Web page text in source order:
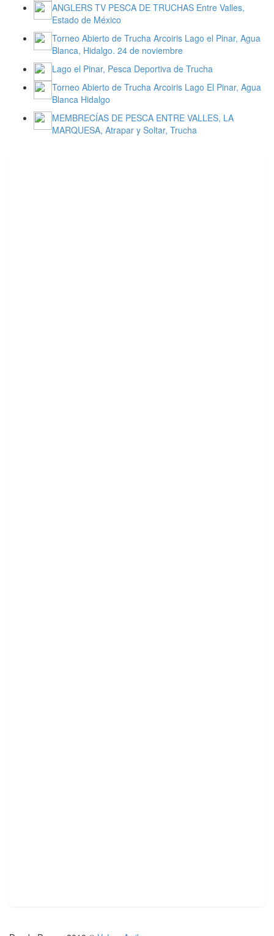
ANGLERS TV PESCA DE TRUCHAS Entre Valles,
Estado de México
Torneo Abierto de Trucha Arcoiris Lago el Pinar, Agua
Blanca, Hidalgo. 24 de noviembre
Lago el Pinar, Pesca Deportiva de Trucha
Torneo Abierto de Trucha Arcoiris Lago El Pinar, Agua
Blanca Hidalgo
MEMBRECÍAS DE PESCA ENTRE VALLES, LA
MARQUESA, Atrapar y Soltar, Trucha